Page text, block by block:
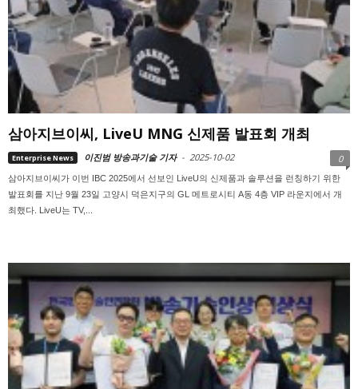
삼아지브이씨, LiveU MNG 신제품 발표회 개최
Enterprise News 이진범 방송과기술 기자 - 2025-10-02 0
삼아지브이씨가 이번 IBC 2025에서 선보인 LiveU의 신제품과 솔루션을 런칭하기 위한
발표회를 지난 9월 23일 고양시 덕은지구의 GL 메트로시티 A동 4층 VIP 라운지에서 개
최했다. LiveU는 TV,...